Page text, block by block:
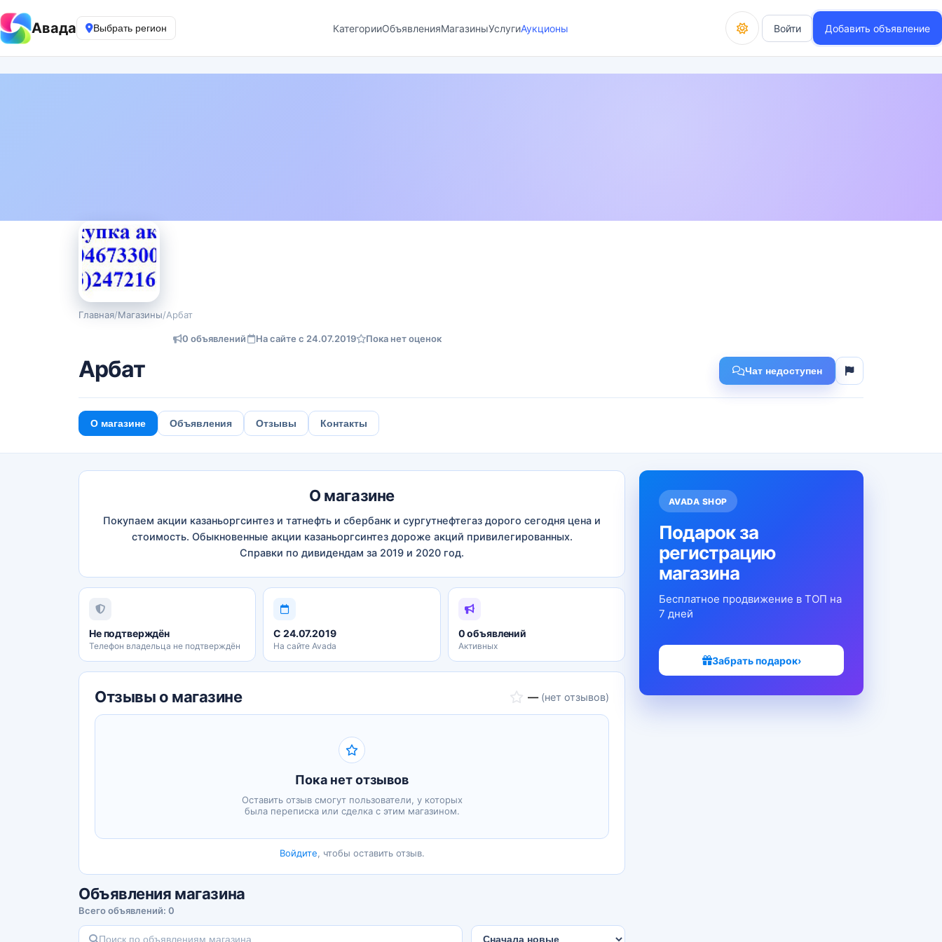
Авада Выбрать регион КатегорииОбъявленияМагазиныУслугиАукционы Войти Добавить объявление
Главная/Магазины/Арбат
0 объявлений На сайте с 24.07.2019 Пока нет оценок
Арбат Чат недоступен
О магазине Объявления Отзывы Контакты
О магазине
Покупаем акции казаньоргсинтез и татнефть и сбербанк и сургутнефтегаз дорого сегодня цена и
стоимость. Обыкновенные акции казаньоргсинтез дороже акций привилегированных.
Справки по дивидендам за 2019 и 2020 год.
Не подтверждён
Телефон владельца не подтверждён
С 24.07.2019
На сайте Avada
0 объявлений
Активных
Отзывы о магазине — (нет отзывов)
Пока нет отзывов
Оставить отзыв смогут пользователи, у которых
была переписка или сделка с этим магазином.
Войдите, чтобы оставить отзыв.
Объявления магазина
Всего объявлений: 0
AVADA SHOP
Подарок за
регистрацию
магазина
Бесплатное продвижение в ТОП на
7 дней
Забрать подарок›